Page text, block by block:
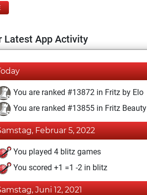
Latest App Activity
You are ranked #13872 in Fritz by Elo
You are ranked #13855 in Fritz Beauty
Februar 5, 2022
You played 4 blitz games
You scored +1 =1 -2 in blitz
Juni 12, 2021